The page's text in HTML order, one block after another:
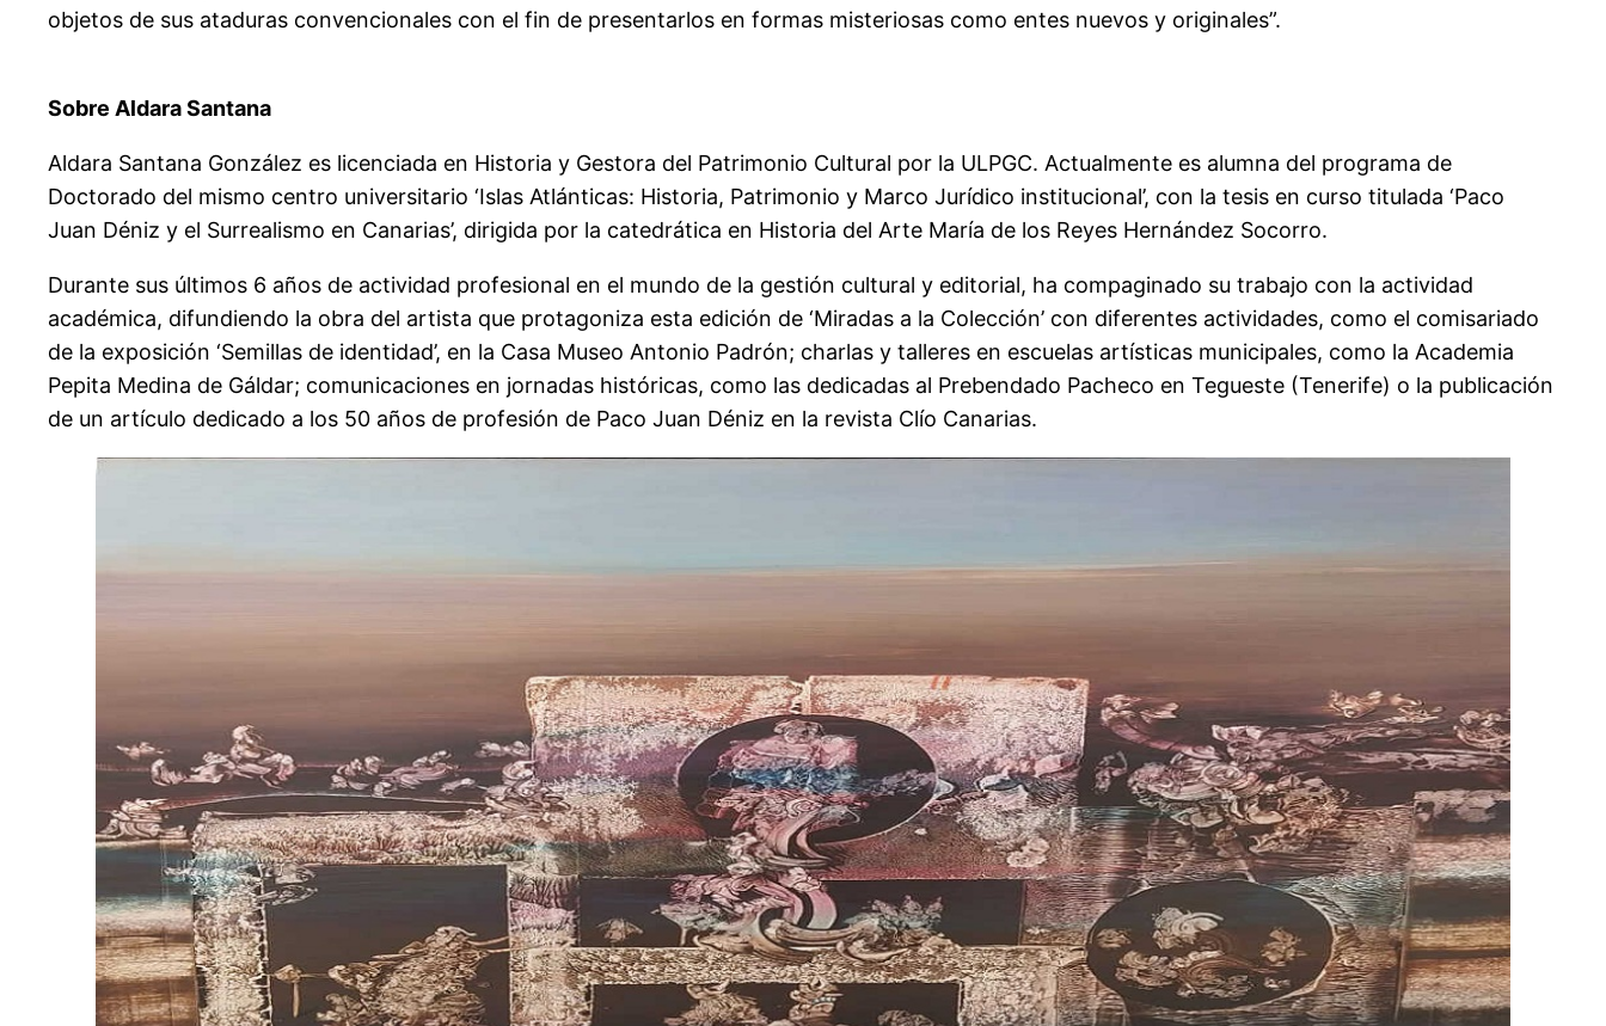
objetos de sus ataduras convencionales con el fin de presentarlos en formas misteriosas como entes nuevos y originales”.
Sobre Aldara Santana
Aldara Santana González es licenciada en Historia y Gestora del Patrimonio Cultural por la ULPGC. Actualmente es alumna del programa de
Doctorado del mismo centro universitario ‘Islas Atlánticas: Historia, Patrimonio y Marco Jurídico institucional’, con la tesis en curso titulada ‘Paco
Juan Déniz y el Surrealismo en Canarias’, dirigida por la catedrática en Historia del Arte María de los Reyes Hernández Socorro.
Durante sus últimos 6 años de actividad profesional en el mundo de la gestión cultural y editorial, ha compaginado su trabajo con la actividad
académica, difundiendo la obra del artista que protagoniza esta edición de ‘Miradas a la Colección’ con diferentes actividades, como el comisariado
de la exposición ‘Semillas de identidad’, en la Casa Museo Antonio Padrón; charlas y talleres en escuelas artísticas municipales, como la Academia
Pepita Medina de Gáldar; comunicaciones en jornadas históricas, como las dedicadas al Prebendado Pacheco en Tegueste (Tenerife) o la publicación
de un artículo dedicado a los 50 años de profesión de Paco Juan Déniz en la revista Clío Canarias.